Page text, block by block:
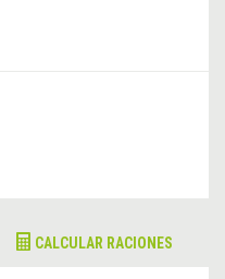
CALCULAR RACIONES